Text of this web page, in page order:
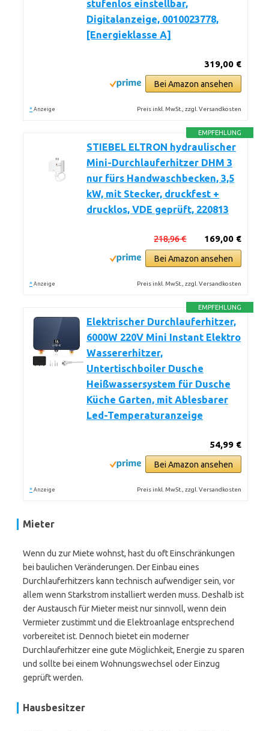
stufenlos einstellbar,
Digitalanzeige, 0010023778,
[Energieklasse A]
319,00 €
Bei Amazon ansehen
* Anzeige Preis inkl. MwSt., zzgl. Versandkosten
EMPFEHLUNG
STIEBEL ELTRON hydraulischer
Mini-Durchlauferhitzer DHM 3
nur fürs Handwaschbecken, 3,5
kW, mit Stecker, druckfest +
drucklos, VDE geprüft, 220813
169,00 €
218,96 €
Bei Amazon ansehen
* Anzeige Preis inkl. MwSt., zzgl. Versandkosten
EMPFEHLUNG
Elektrischer Durchlauferhitzer,
6000W 220V Mini Instant Elektro
Wassererhitzer,
Untertischboiler Dusche
Heißwassersystem für Dusche
Küche Garten, mit Ablesbarer
Led-Temperaturanzeige
54,99 €
Bei Amazon ansehen
* Anzeige Preis inkl. MwSt., zzgl. Versandkosten
Mieter
Wenn du zur Miete wohnst, hast du oft Einschränkungen
bei baulichen Veränderungen. Der Einbau eines
Durchlauferhitzers kann technisch aufwendiger sein, vor
allem wenn Starkstrom installiert werden muss. Deshalb ist
der Austausch für Mieter meist nur sinnvoll, wenn dein
Vermieter zustimmt und die Elektroanlage entsprechend
vorbereitet ist. Dennoch bietet ein moderner
Durchlauferhitzer eine gute Möglichkeit, Energie zu sparen
und sollte bei einem Wohnungswechsel oder Einzug
geprüft werden.
Hausbesitzer